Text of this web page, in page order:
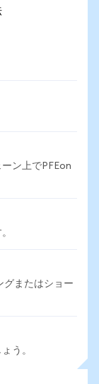
ン上でPFEon
グまたはショー
う。